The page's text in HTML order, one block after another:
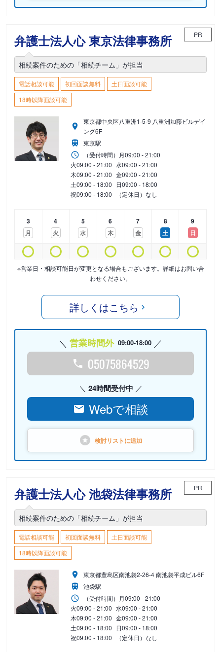
弁護士法人心 東京法律事務所 PR
相続案件のための「相続チーム」が担当
電話相談可能 初回面談無料
土日面談可能
18時以降面談可能
東京都中央区八重洲1-5-9 八重洲加藤ビルデイ
ング6F
東京駅
（受付時間） 月09:00 - 21:00
火09:00 - 21:00 水09:00 - 21:00
木09:00 - 21:00 金09:00 - 21:00
土09:00 - 18:00 日09:00 - 18:00
祝09:00 - 18:00 （定休日）なし
3
月
4
火
5
水
6
木
7
金
8
土
9
日
※営業日・相談可能日が変更となる場合もございます。詳細はお問い合
わせください。
詳しくはこちら
営業時間外 09:00-18:00
05075864529
24時間受付中
Webで相談
検討リストに追加
弁護士法人心 池袋法律事務所 PR
相続案件のための「相続チーム」が担当
電話相談可能 初回面談無料
土日面談可能
18時以降面談可能
東京都豊島区南池袋2-26-4 南池袋平成ビル6F
池袋駅
（受付時間） 月09:00 - 21:00
火09:00 - 21:00 水09:00 - 21:00
木09:00 - 21:00 金09:00 - 21:00
土09:00 - 18:00 日09:00 - 18:00
祝09:00 - 18:00 （定休日）なし